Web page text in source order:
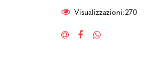
Visualizzazioni:270